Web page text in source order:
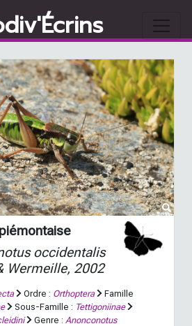
occidentalis
Wermeille, 2002
Ordre : Orthoptera
Famille
Sous-Famille : Tettigoniinae
Genre : Anonconotus